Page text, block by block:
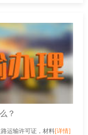
？
运输许可证，材料[详情]